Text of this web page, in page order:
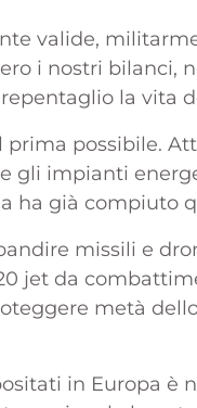
valide,
i nostri bilanci,
la vita
prima possibile.
gli impianti
ha già compiuto
missili e
jet da
metà
in Europa è